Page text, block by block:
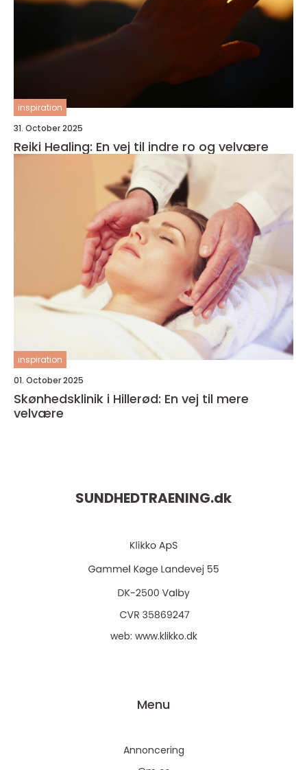
inspiration
31. October 2025
Reiki Healing: En vej til indre ro og velvære
inspiration
01. October 2025
Skønhedsklinik i Hillerød: En vej til mere
velvære
SUNDHEDTRAENING.dk
web: www.klikko.dk
Menu
Annoncering